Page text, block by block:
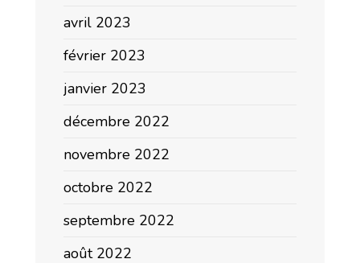
avril 2023
février 2023
janvier 2023
décembre 2022
novembre 2022
octobre 2022
septembre 2022
août 2022